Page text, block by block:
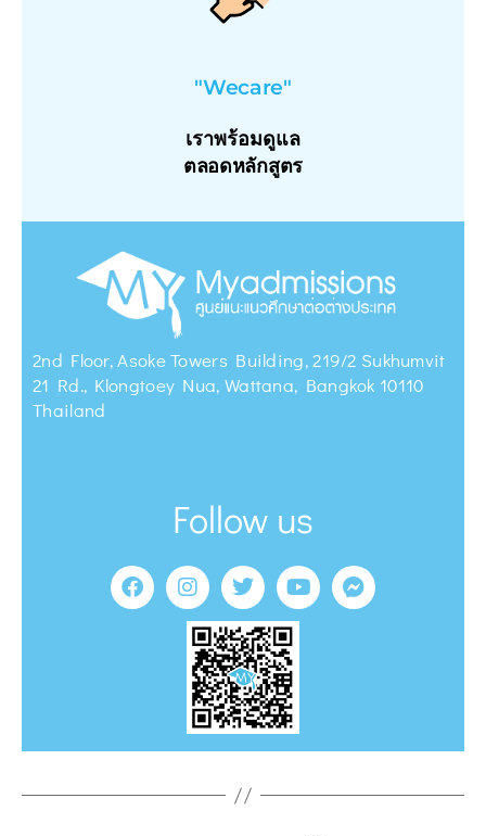
"Wecare"
เราพร้อมดูแล
ตลอดหลักสูตร
2nd Floor, Asoke Towers Building, 219/2 Sukhumvit
21 Rd., Klongtoey Nua, Wattana, Bangkok 10110
Thailand
Follow us